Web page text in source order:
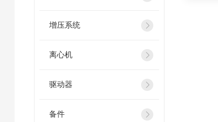
增压系统
离心机
驱动器
备件